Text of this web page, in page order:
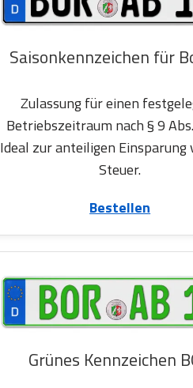
Saisonkennzeichen für
Zulassung für einen
Betriebszeitraum nach § 9
Ideal zur anteiligen Einsparung
Steuer.
Bestellen
Grünes Kennzeichen